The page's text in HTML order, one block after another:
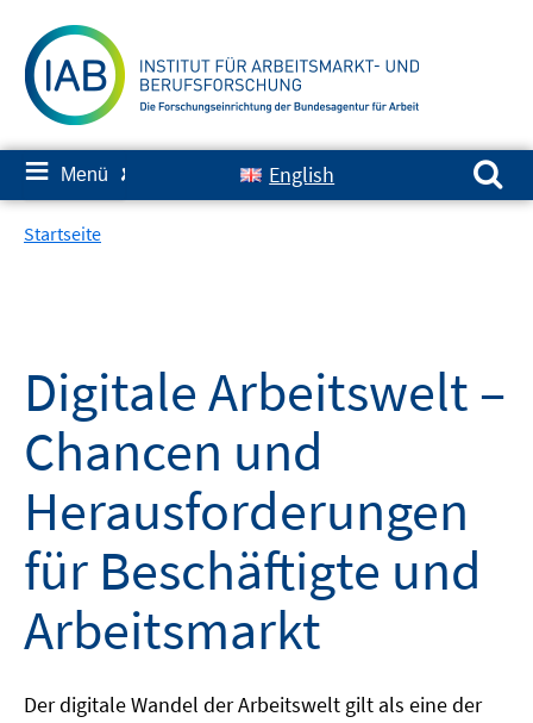
zum
Inhalt
≡ Menü ✘ English
Suchen nach:
Startseite
Digitale Arbeitswelt –
Chancen und
Herausforderungen
für Beschäftigte und
Arbeitsmarkt
Der digitale Wandel der Arbeitswelt gilt als eine der